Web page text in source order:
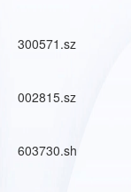
300571.sz
002815.sz
603730.sh